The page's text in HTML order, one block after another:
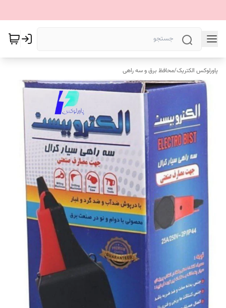
پاورلوکس الکتریک/محافظ برق و سه راهی